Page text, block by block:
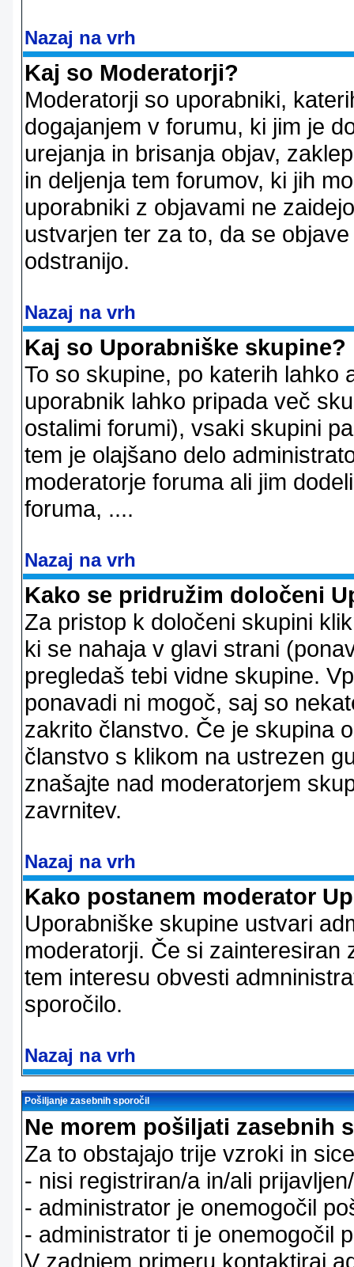
Nazaj na vrh
Kaj so Moderatorji?
Moderatorji so uporabniki,
dogajanjem v forumu, ki jim je
urejanja in brisanja objav,
in deljenja tem forumov, ki jih
uporabniki z objavami ne
ustvarjen ter za to, da se
odstranijo.
Nazaj na vrh
Kaj so Uporabniške skupine?
To so skupine, po katerih lahko
uporabnik lahko pripada več
ostalimi forumi), vsaki skupini
tem je olajšano delo
moderatorje foruma ali jim
foruma, ....
Nazaj na vrh
Kako se pridružim določeni
Za pristop k določeni skupini
ki se nahaja v glavi strani
pregledaš tebi vidne skupine.
ponavadi ni mogoč, saj so
zakrito članstvo. Če je skupina
članstvo s klikom na ustrezen
znašajte nad moderatorjem
zavrnitev.
Nazaj na vrh
Kako postanem moderator
Uporabniške skupine ustvari
moderatorji. Če si
tem interesu obvesti
sporočilo.
Nazaj na vrh
Pošiljanje zasebnih sporočil
Ne morem pošiljati zasebnih
Za to obstajajo trije vzroki in
- nisi registriran/a in/ali
- administrator je onemogočil
- administrator ti je onemogočil
V zadnjem primeru kontaktiraj